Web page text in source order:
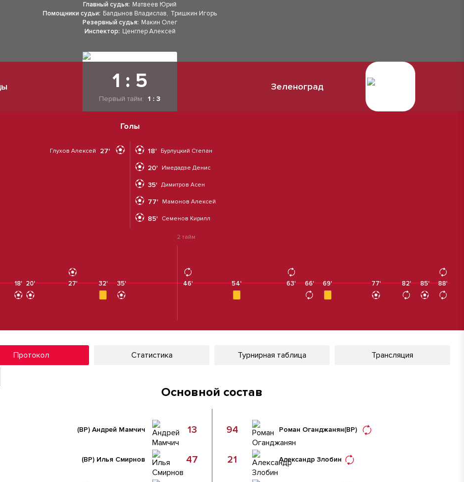
Главный судья: Матвеев Юрий
Помощники судьи: Балдынов Владислав, Тришкин Игорь
Резервный судья: Макин Олег
Инспектор: Ценглер Алексей
1 : 5
Первый тайм: 1 : 3
Зеленоград
Голы
Глухов Алексей 27' Бурлуцкий Степан
18'
Имедадзе Денис
20'
Димитров Асен
35'
Мамонов Алексей
77'
Семенов Кирилл
85'
2 тайм
18' 20' 27' 32' 35' 46' 54' 63' 66' 69' 77' 82' 85' 88'
88'
Протокол Статистика Турнирная таблица Трансляция
Основной состав
Андрей Мамчич
(ВР) 13
Илья Смирнов
(ВР) 47
Роман Оганджанян(ВР)
94
Александр Злобин
21